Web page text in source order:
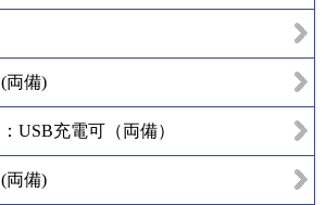
両備)
USB充電可（両備）
両備)